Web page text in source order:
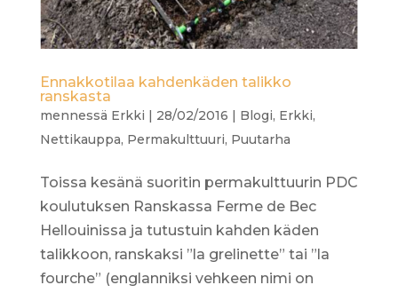
Ennakkotilaa kahdenkäden talikko
ranskasta
mennessä Erkki 28/02/2016 Blogi, Erkki,
Nettikauppa, Permakulttuuri, Puutarha
Toissa kesänä suoritin permakulttuurin PDC
koulutuksen Ranskassa Ferme de Bec
Hellouinissa ja tutustuin kahden käden
talikkoon, ranskaksi ”la grelinette” tai ”la
fourche” (englanniksi vehkeen nimi on